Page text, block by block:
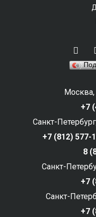
Москва,
+7
Санкт-
+7 (812) 577-
8
Санкт-
+7
Санкт-
+7